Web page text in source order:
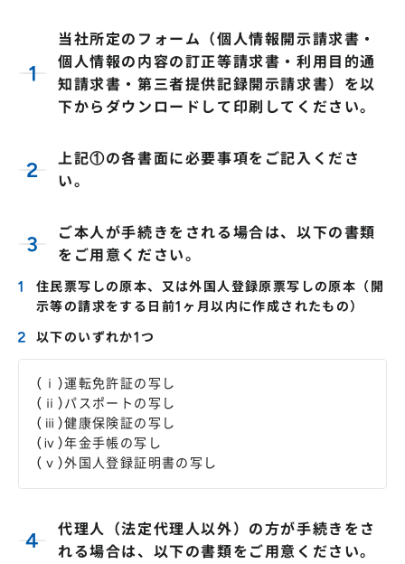
当社所定のフォーム（個人情報開示請求書・
個人情報の内容の訂正等請求書・利用目的通
知請求書・第三者提供記録開示請求書）を以
下からダウンロードして印刷してください。
上記①の各書面に必要事項をご記入くださ
い。
ご本人が手続きをされる場合は、以下の書類
をご用意ください。
住民票写しの原本、又は外国人登録原票写しの原本（開
示等の請求をする日前1ヶ月以内に作成されたもの）
以下のいずれか1つ
(ⅰ)運転免許証の写し
(ⅱ)パスポートの写し
(ⅲ)健康保険証の写し
(ⅳ)年金手帳の写し
(ⅴ)外国人登録証明書の写し
代理人（法定代理人以外）の方が手続きをさ
れる場合は、以下の書類をご用意ください。